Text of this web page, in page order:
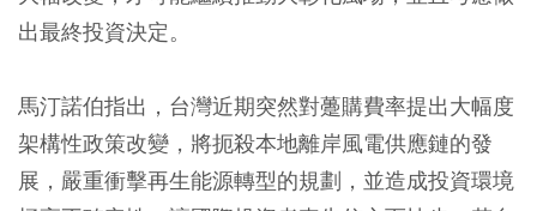
出最終投資決定。
馬汀諾伯指出，台灣近期突然對躉購費率提出大幅度
架構性政策改變，將扼殺本地離岸風電供應鏈的發
展，嚴重衝擊再生能源轉型的規劃，並造成投資環境